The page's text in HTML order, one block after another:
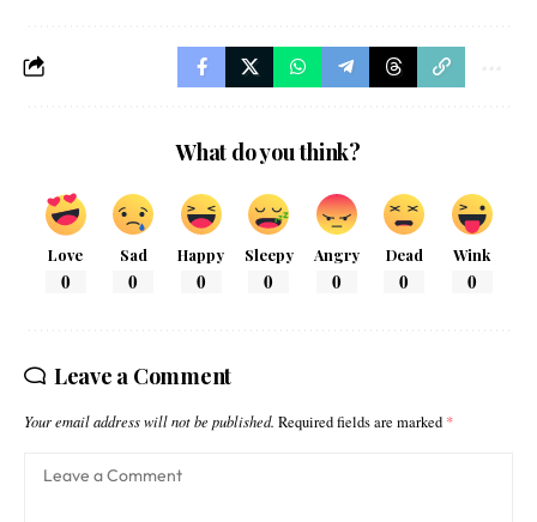
What do you think?
Love
0
Sad
0
Happy
0
Sleepy
0
Angry
0
Dead
0
Wink
0
Leave a Comment
Your email address will not be published. Required fields are marked *